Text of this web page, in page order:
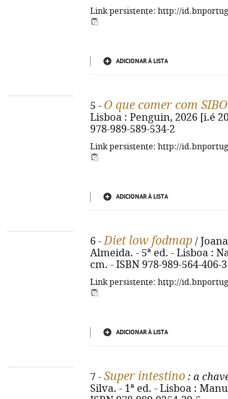
Link persistente: http://
ADICIONAR À LISTA
5 - O que comer com SIBO
Lisboa : Penguin, 2026 [i.é
978-989-589-534-2
Link persistente: http://
ADICIONAR À LISTA
6 -Diet low fodmap /
Almeida. - 5ª ed. - Lisboa :
cm. - ISBN 978-989-564-406-3
Link persistente: http://
ADICIONAR À LISTA
7 - Super intestino : a
Silva. - 1ª ed. - Lisboa :